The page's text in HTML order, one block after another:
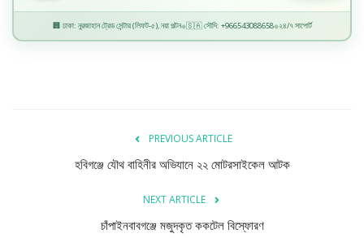
🏢 ঢাকা: নুরজাহান ট্রেড সেন্টার (লিফট-৫), নয়া পল্টন◆🇸🇦 সৌদি: +966543088658◆২৪/৭ সাপোর্ট
PREVIOUS ARTICLE
‎হবিগঞ্জে যৌথ বাহিনীর অভিযানে ২২ মোটরসাইকেল আটক
NEXT ARTICLE
চাঁপাইনবাবগঞ্জে মজুদকৃত ককটেল বিস্ফোরণ